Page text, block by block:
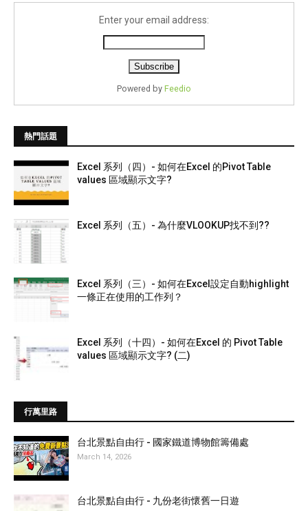
Enter your email address:
Powered by Feedio
熱門話題
Excel 系列（四）- 如何在Excel 的Pivot Table
values 區域顯示文字?
Excel 系列（五）- 為什麼VLOOKUP找不到??
Excel 系列（三）- 如何在Excel設定自動highlight
一條正在使用的工作列？
Excel 系列（十四）- 如何在Excel 的 Pivot Table
values 區域顯示文字? (二)
行萬里路
台北景點自由行 - 國家鐵道博物館籌備處
March 14, 2026
台北景點自由行 - 九份老街懷舊一日遊